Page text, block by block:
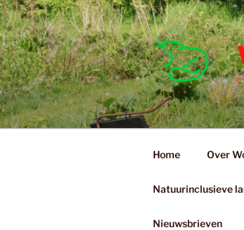
Ga
naar
de
inhoud
Home Over
Natuurinclusieve
Nieuwsbrieven